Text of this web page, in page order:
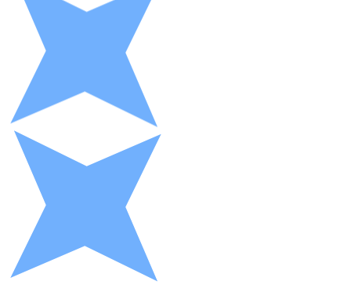
Ver tudo
Compre criptomoedas com dinheiro e outros métodos
Comprar com dinheiro
Transferência SEPA
Adicione fundos à sua conta Bitnovo ou faça
Comprar com transferência bancária
Cartão de crédito / débito
Use cartões Visa e Mastercard para comprar